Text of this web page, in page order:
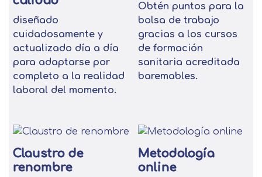
diseñado
cuidadosamente y
actualizado día a día
para adaptarse por
completo a la realidad
laboral del momento.
Obtén puntos para la
bolsa de trabajo
gracias a los cursos
de formación
sanitaria acreditada
baremables.
Claustro de
renombre
Metodología
online